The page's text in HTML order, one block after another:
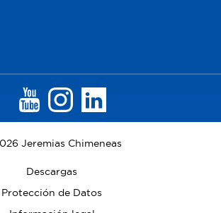
Jeremias Chimeneas
Descargas
Protección de Datos